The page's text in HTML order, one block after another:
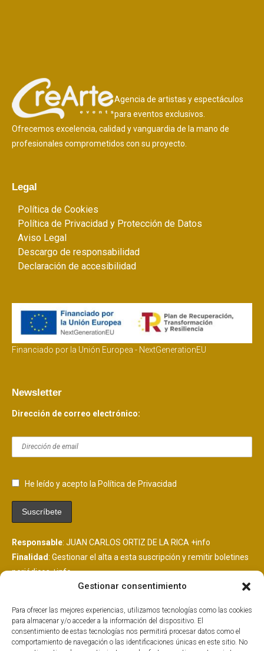
Gestionar consentimiento
Para ofrecer las mejores experiencias, utilizamos tecnologías como las cookies
para almacenar y/o acceder a la información del dispositivo. El
consentimiento de estas tecnologías nos permitirá procesar datos como el
comportamiento de navegación o las identificaciones únicas en este sitio. No
Agencia de artistas y espectáculos
para eventos exclusivos.
Ofrecemos excelencia, calidad y vanguardia de la mano de
profesionales comprometidos con su proyecto.
Legal
Política de Cookies
Política de Privacidad y Protección de Datos
Aviso Legal
Descargo de responsabilidad
Declaración de accesibilidad
Financiado por la Unión Europea - NextGenerationEU
Newsletter
Dirección de correo electrónico:
He leído y acepto la Política de Privacidad
Responsable: JUAN CARLOS ORTIZ DE LA RICA +info
Finalidad: Gestionar el alta a esta suscripción y remitir boletines
periódicos+info
: Consentimiento del interesado+info
de envío de boletines alojada en EEUU y suscrita al EU
PrivacyShield.+info
Derechos: Tiene derechos que puedes ejercer como explicamos